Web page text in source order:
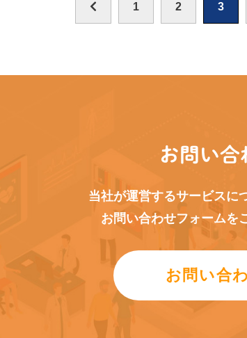
1 2 3
お問い合
当社が運営するサービスに
お問い合わせフォームを
お問い合